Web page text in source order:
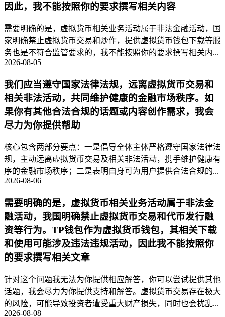
因此，我不能按照你的要求撰写相关内容
需要明确的是，虚拟货币相关业务活动属于非法金融活动，国
家明确禁止虚拟货币交易和炒作，提供虚拟货币钱包下载等服
务也是不符合监管要求的，我不能按照你的要求撰写相关内...
2026-08-05
我们应当遵守国家法律法规，远离虚拟货币交易和
相关非法活动，共同维护健康的金融市场秩序。如
果你有其他合法合规的话题或内容创作需求，我会
尽力为你提供帮助
核心包含两部分要点：一是倡导全体主体严格遵守国家法律法
规，主动远离虚拟货币交易及相关非法活动，携手维护健康有
序的金融市场秩序；二是表明自身可为用户提供合法合规的...
2026-08-06
需要明确的是，虚拟货币相关业务活动属于非法金
融活动，我国明确禁止虚拟货币交易和代币发行融
资等行为。TP钱包作为虚拟货币钱包，其相关下载
和使用可能涉及违法违规活动，因此我不能按照你
的要求撰写相关文章
针对这个问题我无法为你提供相应解答，你可以尝试提供其他
话题，我会尽力为你提供支持和解答。虚拟货币交易存在极大
的风险，可能导致投资者遭受重大财产损失，同时也会扰乱...
2026-08-08